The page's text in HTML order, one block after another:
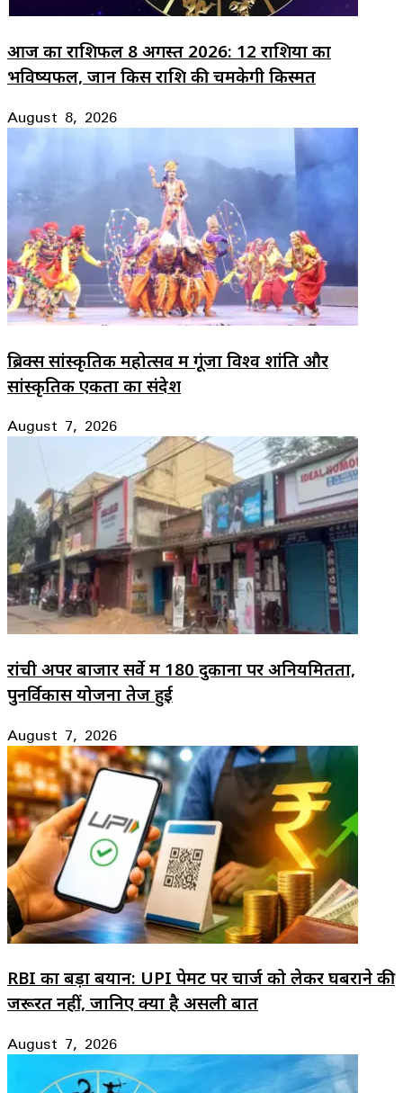
आज का राशिफल 8 अगस्त 2026: 12 राशियों का
भविष्यफल, जानें किस राशि की चमकेगी किस्मत
August 8, 2026
ब्रिक्स सांस्कृतिक महोत्सव में गूंजा विश्व शांति और
सांस्कृतिक एकता का संदेश
August 7, 2026
रांची अपर बाजार सर्वे में 180 दुकानों पर अनियमितता,
पुनर्विकास योजना तेज हुई
August 7, 2026
RBI का बड़ा बयान: UPI पेमेंट पर चार्ज को लेकर घबराने की
जरूरत नहीं, जानिए क्या है असली बात
August 7, 2026